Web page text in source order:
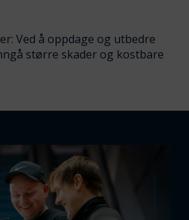
Ved å oppdage og utbedre
større skader og kostbare